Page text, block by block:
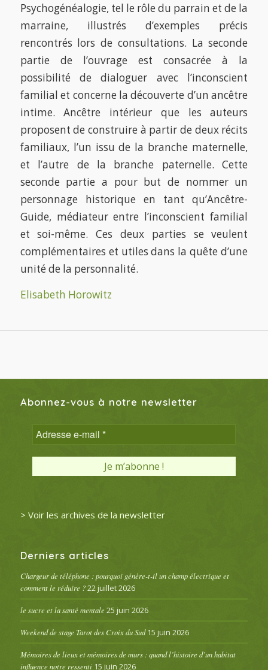
Psychogénéalogie, tel le rôle du parrain et de la
marraine, illustrés d’exemples précis
rencontrés lors de consultations. La seconde
partie de l’ouvrage est consacrée à la
possibilité de dialoguer avec l’inconscient
familial et concerne la découverte d’un ancêtre
intime. Ancêtre intérieur que les auteurs
proposent de construire à partir de deux récits
familiaux, l’un issu de la branche maternelle,
et l’autre de la branche paternelle. Cette
seconde partie a pour but de nommer un
personnage historique en tant qu’Ancêtre-
Guide, médiateur entre l’inconscient familial
et soi-même. Ces deux parties se veulent
complémentaires et utiles dans la quête d’une
unité de la personnalité.
Elisabeth Horowitz
Abonnez-vous à notre newsletter
> Voir les archives de la newsletter
Derniers articles
Chargeur de téléphone : pourquoi génère-t-il un champ électrique et
comment le réduire ? 22 juillet 2026
le sucre et la santé mentale 25 juin 2026
Weekend de stage Tarot des Croix du Sud 15 juin 2026
Mémoires de lieux et mémoires de murs : quand l’histoire d’un habitat
influence notre ressenti 15 juin 2026